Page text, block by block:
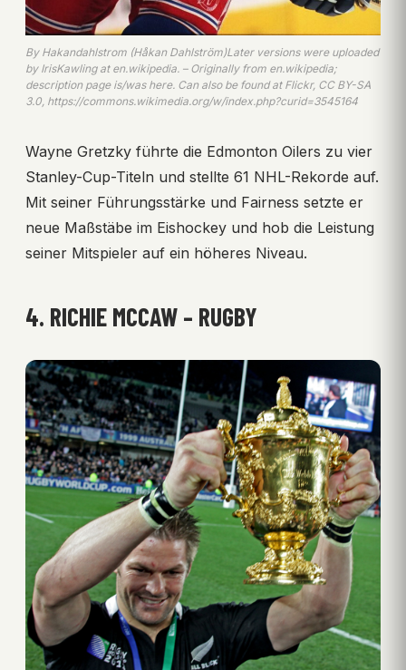
By Hakandahlstrom (Håkan Dahlström)Later versions were uploaded
by IrisKawling at en.wikipedia. – Originally from en.wikipedia;
description page is/was here. Can also be found at Flickr, CC BY-SA
3.0, https://commons.wikimedia.org/w/index.php?curid=3545164
Wayne Gretzky führte die Edmonton Oilers zu vier
Stanley-Cup-Titeln und stellte 61 NHL-Rekorde auf.
Mit seiner Führungsstärke und Fairness setzte er
neue Maßstäbe im Eishockey und hob die Leistung
seiner Mitspieler auf ein höheres Niveau.
4. RICHIE MCCAW – RUGBY